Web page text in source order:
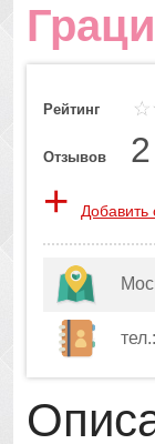
Рейтинг
Отзывов 2
+ Добавить